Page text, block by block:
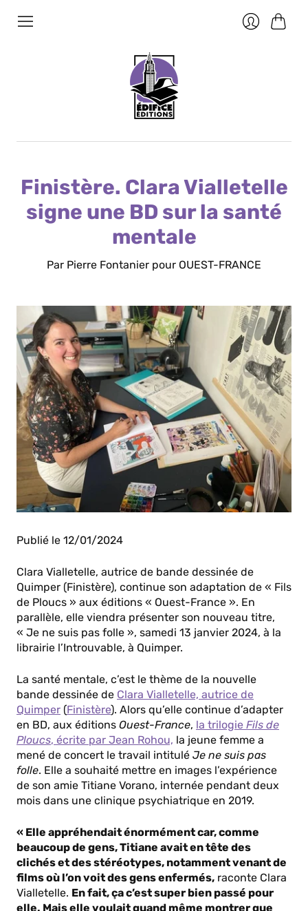
Finistère. Clara Vialletelle
signe une BD sur la santé
mentale
Par Pierre Fontanier pour OUEST-FRANCE
Publié le 12/01/2024
Clara Vialletelle, autrice de bande dessinée de
Quimper (Finistère), continue son adaptation de « Fils
de Ploucs » aux éditions « Ouest-France ». En
parallèle, elle viendra présenter son nouveau titre,
« Je ne suis pas folle », samedi 13 janvier 2024, à la
librairie l’Introuvable, à Quimper.
La santé mentale, c’est le thème de la nouvelle
bande dessinée de Clara Vialletelle, autrice de
Quimper (Finistère). Alors qu’elle continue d’adapter
en BD, aux éditions Ouest-France, la trilogie Fils de
Ploucs, écrite par Jean Rohou, la jeune femme a
mené de concert le travail intitulé Je ne suis pas
folle. Elle a souhaité mettre en images l’expérience
de son amie Titiane Vorano, internée pendant deux
mois dans une clinique psychiatrique en 2019.
« Elle appréhendait énormément car, comme
beaucoup de gens, Titiane avait en tête des
clichés et des stéréotypes, notamment venant de
films où l’on voit des gens enfermés, raconte Clara
Vialletelle. En fait, ça c’est super bien passé pour
elle. Mais elle voulait quand même montrer que